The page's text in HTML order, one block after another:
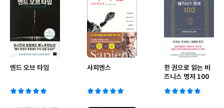
엔드 오브 타임 사피엔스
한 권으로 읽는 비
즈니스 명저 100